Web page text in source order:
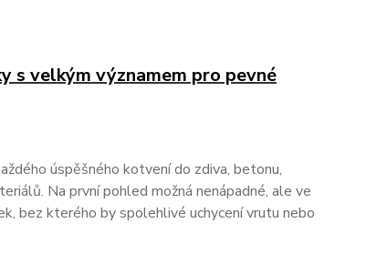
s velkým významem pro pevné
úspěšného kotvení do zdiva, betonu,
Na první pohled možná nenápadné, ale ve
bez kterého by spolehlivé uchycení vrutu nebo